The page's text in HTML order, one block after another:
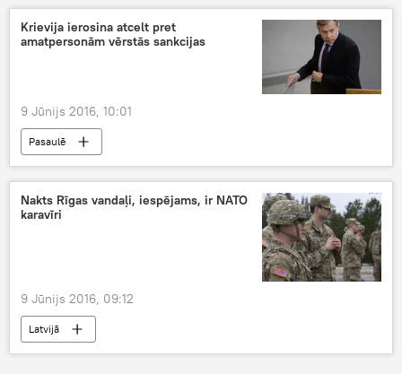
Krievija ierosina atcelt pret
amatpersonām vērstās sankcijas
9 Jūnijs 2016, 10:01
Pasaulē
Nakts Rīgas vandaļi, iespējams, ir NATO
karavīri
9 Jūnijs 2016, 09:12
Latvijā